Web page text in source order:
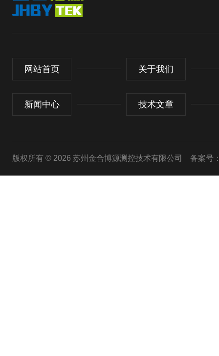
网站首页 关于我们
新闻中心 技术文章
版权所有 © 2026 苏州金合博源测控技术有限公司 备案号